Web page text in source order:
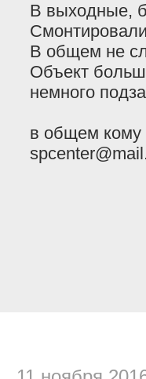
В выходные,
В общем не
Объект
немного
в общем кому